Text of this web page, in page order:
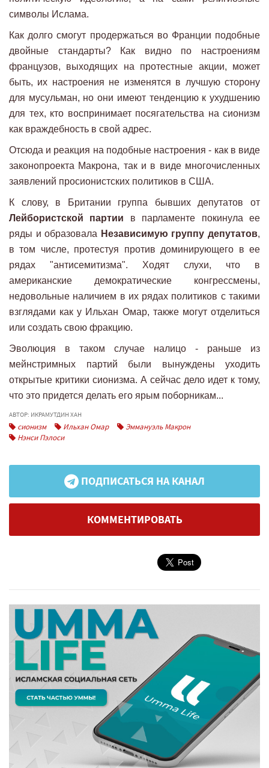
символы Ислама.
Как долго смогут продержаться во Франции подобные
двойные стандарты? Как видно по настроениям
французов, выходящих на протестные акции, может
быть, их настроения не изменятся в лучшую сторону
для мусульман, но они имеют тенденцию к ухудшению
для тех, кто воспринимает посягательства на сионизм
как враждебность в свой адрес.
Отсюда и реакция на подобные настроения - как в виде
законопроекта Макрона, так и в виде многочисленных
заявлений просионистских политиков в США.
К слову, в Британии группа бывших депутатов от
Лейбористской партии в парламенте покинула ее
ряды и образовала Независимую группу депутатов,
в том числе, протестуя против доминирующего в ее
рядах "антисемитизма". Ходят слухи, что в
американские демократические конгрессмены,
недовольные наличием в их рядах политиков с такими
взглядами как у Ильхан Омар, также могут отделиться
или создать свою фракцию.
Эволюция в таком случае налицо - раньше из
мейнстримных партий были вынуждены уходить
открытые критики сионизма. А сейчас дело идет к тому,
что это придется делать его ярым поборникам...
АВТОР: ИКРАМУТДИН ХАН
сионизм Ильхан Омар
Эммануэль Макрон
Нэнси Пэлоси
ПОДПИСАТЬСЯ НА КАНАЛ
КОММЕНТИРОВАТЬ